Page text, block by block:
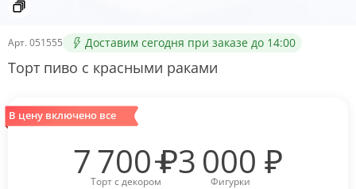
Арт. 051555 Доставим сегодня при заказе до 14:00
Торт пиво с красными раками
В цену включено все
Торт с декором
7 700 ₽ Фигурки
3 000 ₽